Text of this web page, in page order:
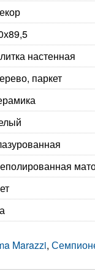
настенная
паркет
Marazzi,